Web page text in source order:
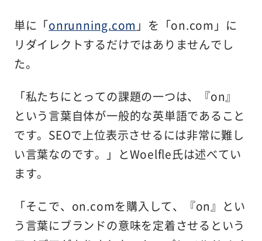
単に「onrunning.com 」を「on.com」に
リダイレクトするだけではありませんでし
た。
「私たちにとっての課題の一つは、『on』
という言葉自体が一般的な英単語であること
です。SEOで上位表示させるには非常に難し
い言葉なのです。」とWoelfle氏は述べてい
ます。
「そこで、on.comを購入して、『on』とい
う言葉にブランドの意味を定着させるという